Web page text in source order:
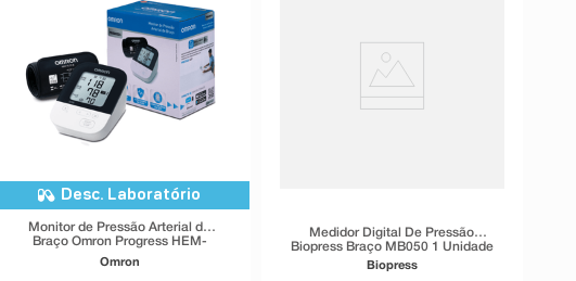
Desc. Laboratório
Monitor de Pressão Arterial de
Braço Omron Progress HEM-
7156T
Omron
Medidor Digital De Pressão
Biopress Braço MB050 1 Unidade
Biopress